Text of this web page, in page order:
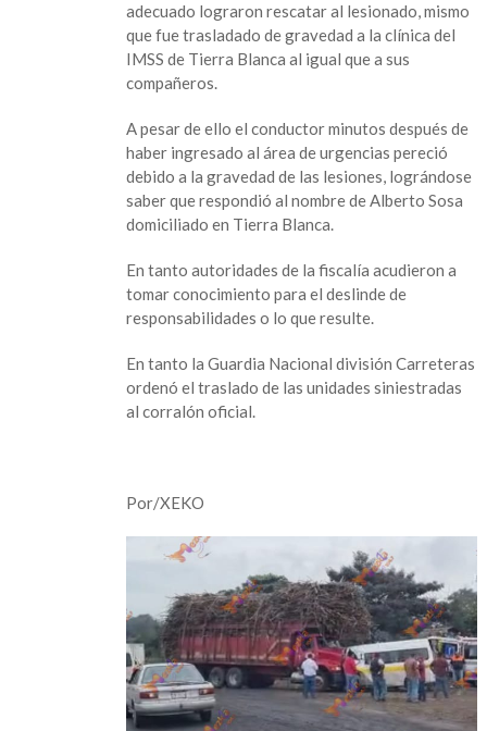
adecuado lograron rescatar al lesionado, mismo
que fue trasladado de gravedad a la clínica del
IMSS de Tierra Blanca al igual que a sus
compañeros.
A pesar de ello el conductor minutos después de
haber ingresado al área de urgencias pereció
debido a la gravedad de las lesiones, lográndose
saber que respondió al nombre de Alberto Sosa
domiciliado en Tierra Blanca.
En tanto autoridades de la fiscalía acudieron a
tomar conocimiento para el deslinde de
responsabilidades o lo que resulte.
En tanto la Guardia Nacional división Carreteras
ordenó el traslado de las unidades siniestradas
al corralón oficial.
Por/XEKO